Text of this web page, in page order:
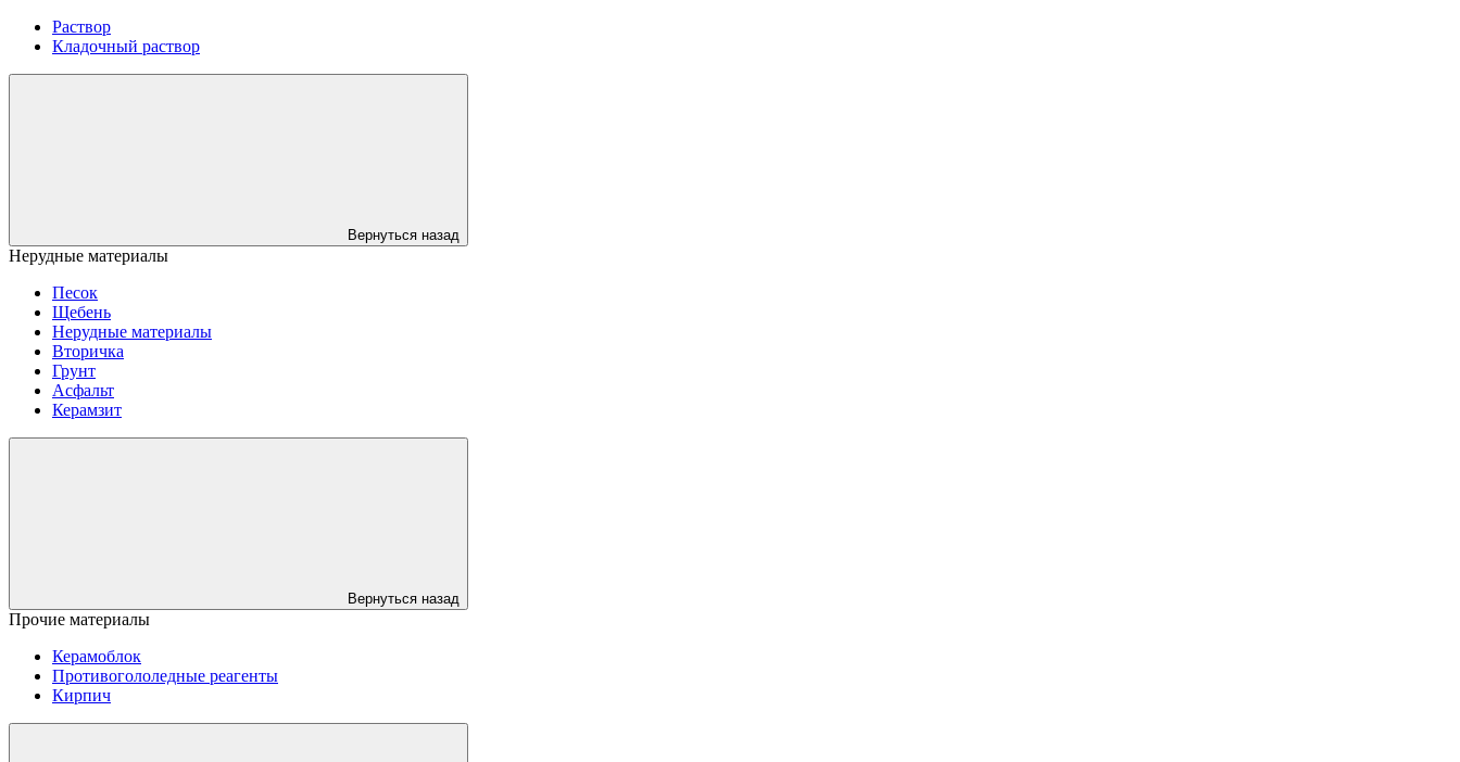
Раствор
Кладочный раствор
Вернуться назад
Нерудные материалы
Песок
Щебень
Нерудные материалы
Вторичка
Грунт
Асфальт
Керамзит
Вернуться назад
Прочие материалы
Керамоблок
Противогололедные реагенты
Кирпич